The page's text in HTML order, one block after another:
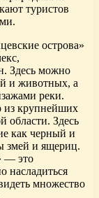
туристов
острова»
Здесь можно
и животных, а
реки.
из крупнейших
области. Здесь
как черный и
змей и ящериц.
— это
насладиться
множество